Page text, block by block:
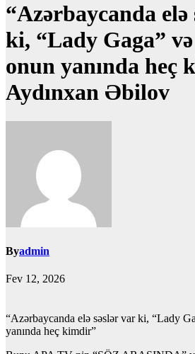
“Azərbaycanda elə
ki, “Lady Gaga”
onun yanında heç
Aydınxan Əbilov
Byadmin
Fev 12, 2026
“Azərbaycanda elə səslər var ki, “Lady
yanında heç kimdir”